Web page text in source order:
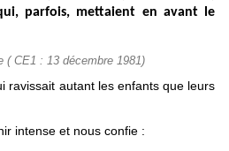
parfois, mettaient en avant le
( CE1 : 13 décembre 1981)
ravissait autant les enfants que leurs
intense et nous confie :